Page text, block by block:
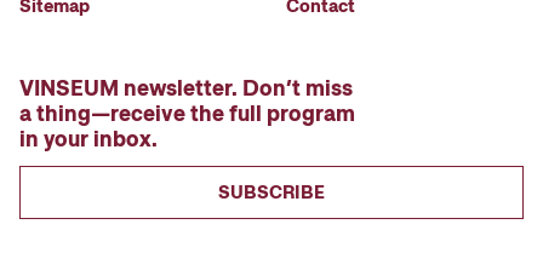
Sitemap
Contact
VINSEUM newsletter. Don’t miss
a thing—receive the full program
in your inbox.
SUBSCRIBE